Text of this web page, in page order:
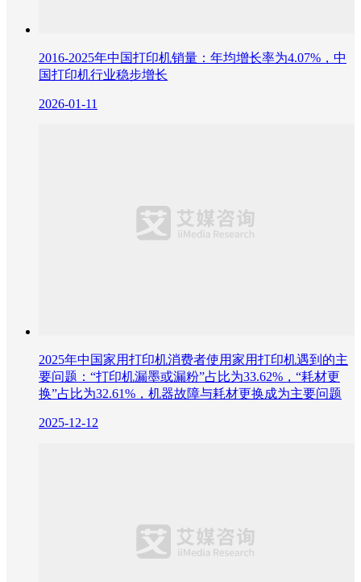
2016-2025年中国打印机销量：年均增长率为4.07%，中
国打印机行业稳步增长
2026-01-11
2025年中国家用打印机消费者使用家用打印机遇到的主
要问题：“打印机漏墨或漏粉”占比为33.62%，“耗材更
换”占比为32.61%，机器故障与耗材更换成为主要问题
2025-12-12